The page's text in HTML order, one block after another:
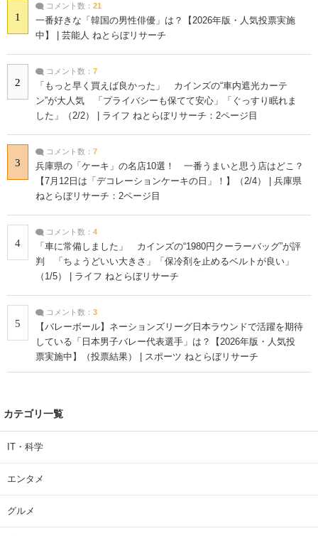
1
コメント数： 21
一番好きな「韓国の男性俳優」は？【2026年版・人気投票実施
中】 | 芸能人 ねとらぼリサーチ
2
コメント数： 7
「もっと早く買えば良かった」 カインズの“車内遮光カーテ
ン”が大人気 「プライバシーも保てて安心」「ぐっすり眠れま
した」（2/2） | ライフ ねとらぼリサーチ：2ページ目
3
コメント数： 7
兵庫県の「ケーキ」の名店10選！ 一番うまいと思う店はどこ？
【7月12日は「デコレーションケーキの日」！】（2/4） | 兵庫県
ねとらぼリサーチ：2ページ目
4
コメント数： 4
「車に常備しました」 カインズの“1980円クーラーバッグ”が評
判 「ちょうどいい大きさ」「保冷剤を止めるベルトが良い」
（1/5） | ライフ ねとらぼリサーチ
5
コメント数： 3
【バレーボール】ネーションズリーグ日本ラウンドで活躍を期待
している「日本男子バレー代表選手」は？【2026年版・人気投
票実施中】（投票結果） | スポーツ ねとらぼリサーチ
カテゴリ一覧
IT・科学
エンタメ
グルメ